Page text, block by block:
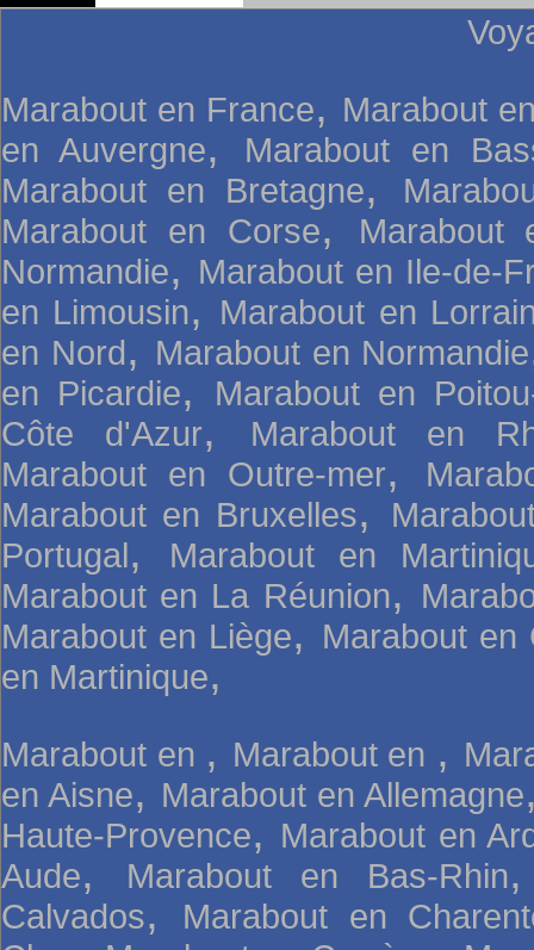
Marabout en France, Marabout
en Auvergne,
Marabout en
Marabout en Bretagne,
Marabout en Corse,
Marabout
Normandie, Marabout en Ile-de-
en Limousin, Marabout en
en Nord, Marabout en Normandie
en Picardie,
Marabout en
Côte d'Azur,
Marabout en
Marabout en Outre-mer,
Marabout en Bruxelles,
Portugal,
Marabout en
Marabout en La Réunion,
Marabout en Liège, Marabout en
en Martinique,
Marabout en , Marabout en ,
en Aisne, Marabout en Allemagne
Haute-Provence, Marabout en
Aude, Marabout en Bas-Rhin
Calvados,
Marabout en